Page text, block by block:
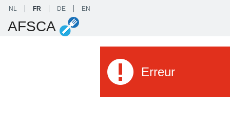
NL FR DE EN
AFSCA
Erreur